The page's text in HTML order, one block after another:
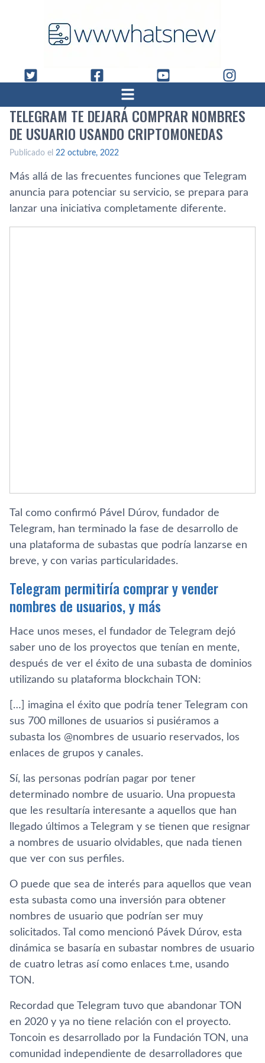
TELEGRAM TE DEJARÁ COMPRAR NOMBRES
DE USUARIO USANDO CRIPTOMONEDAS
Publicado el 22 octubre, 2022
Más allá de las frecuentes funciones que Telegram
anuncia para potenciar su servicio, se prepara para
lanzar una iniciativa completamente diferente.
Tal como confirmó Pável Dúrov, fundador de
Telegram, han terminado la fase de desarrollo de
una plataforma de subastas que podría lanzarse en
breve, y con varias particularidades.
Telegram permitiría comprar y vender
nombres de usuarios, y más
Hace unos meses, el fundador de Telegram dejó
saber uno de los proyectos que tenían en mente,
después de ver el éxito de una subasta de dominios
utilizando su plataforma blockchain TON:
[…] imagina el éxito que podría tener Telegram con
sus 700 millones de usuarios si pusiéramos a
subasta los @nombres de usuario reservados, los
enlaces de grupos y canales.
Sí, las personas podrían pagar por tener
determinado nombre de usuario. Una propuesta
que les resultaría interesante a aquellos que han
llegado últimos a Telegram y se tienen que resignar
a nombres de usuario olvidables, que nada tienen
que ver con sus perfiles.
O puede que sea de interés para aquellos que vean
esta subasta como una inversión para obtener
nombres de usuario que podrían ser muy
solicitados. Tal como mencionó Pávek Dúrov, esta
dinámica se basaría en subastar nombres de usuario
de cuatro letras así como enlaces t.me, usando
TON.
Recordad que Telegram tuvo que abandonar TON
en 2020 y ya no tiene relación con el proyecto.
Toncoin es desarrollado por la Fundación TON, una
comunidad independiente de desarrolladores que